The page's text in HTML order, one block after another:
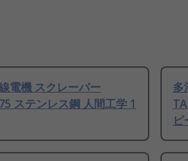
電機 スクレーパー
ステンレス鋼 人間工学 1
多
ピ